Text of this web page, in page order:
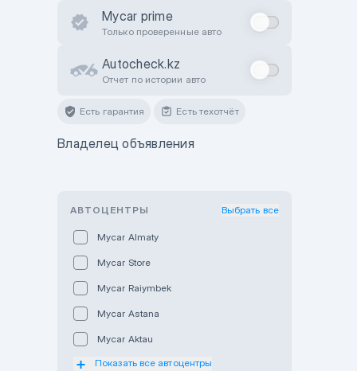
Mycar prime
Только проверенные авто
Autocheck.kz
Отчет по истории авто
Есть гарантия Есть техотчёт
Владелец объявления
АВТОЦЕНТРЫ Выбрать все
Mycar Almaty
Mycar Store
Mycar Raiymbek
Mycar Astana
Mycar Aktau
Mycar Uralsk
Показать все автоцентры